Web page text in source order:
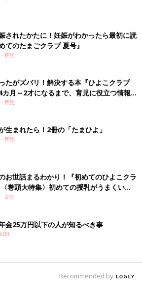
されたかたに！妊娠がわかったら最初に読
てのたまごクラブ 夏号』
育児
たがズバリ！解決する本『ひよこクラブ
月～2才になるまで、育児に役立つ情報が
育児
生まれたら！2冊の「たまひよ」
育児
お世話まるわかり！『初めてのひよこクラ
巻頭大特集〉初めての授乳がうまくい
い・ミルクの基本と夏のトラブル 解決テ
育児
金25万円以下の人が知るべき事
題)
Recommended by